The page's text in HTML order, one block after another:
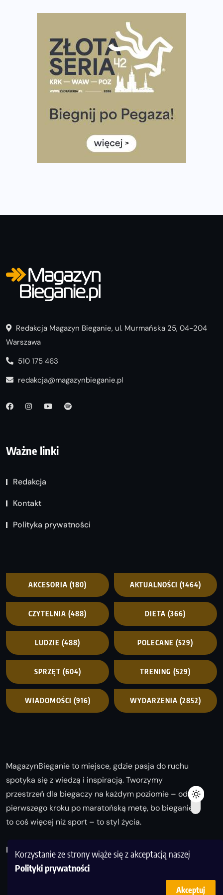
Korzystanie ze strony wiąże się z akceptacją naszej
Polityki prywatności
Akceptuj
Rozbiegany Olsztyn szykuje się na weekend z
półmaratonem
Już w tę sobotę 35. Bieg Powstania Warszawskiego.
Wystartuje rekordowa liczba uczestników
35. Bieg Powstania Warszawskiego – praktyczny
Ile razy w tygodniu biegać? 3 treningi wystarczą? Jak
często biegać, żeby robić postępy
Już w ten weekend! Przed nami Nocny Portowy Maraton
i Półmaraton Szczeciński. Wszystko, co warto wiedzieć
Redakcja Magazyn Bieganie, ul. Murmańska 25, 04-204
Warszawa
510 175 463
redakcja@magazynbieganie.pl
Ważne linki
Redakcja
Kontakt
Polityka prywatności
AKCESORIA (180) AKTUALNOŚCI (1464)
CZYTELNIA (488) DIETA (366)
LUDZIE (488) POLECANE (529)
SPRZĘT (604) TRENING (529)
WIADOMOŚCI (916) WYDARZENIA (2852)
MagazynBieganie to miejsce, gdzie pasja do ruchu
spotyka się z wiedzą i inspiracją. Tworzymy
przestrzeń dla biegaczy na każdym poziomie – od
pierwszego kroku po maratońską metę, bo bieganie
to coś więcej niż sport – to styl życia.
Biegaj z nami i odkrywaj swoją najlepszą wersję!